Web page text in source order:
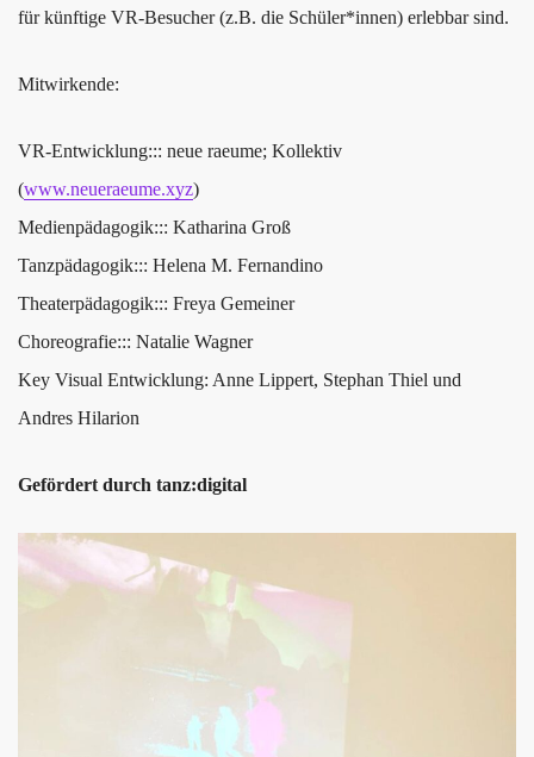
für künftige VR-Besucher (z.B. die Schüler*innen) erlebbar sind.
Mitwirkende:
VR-Entwicklung::: neue raeume; Kollektiv
(www.neueraeume.xyz)
Medienpädagogik::: Katharina Groß
Tanzpädagogik::: Helena M. Fernandino
Theaterpädagogik::: Freya Gemeiner
Choreografie::: Natalie Wagner
Key Visual Entwicklung: Anne Lippert, Stephan Thiel und
Andres Hilarion
Gefördert durch tanz:digital